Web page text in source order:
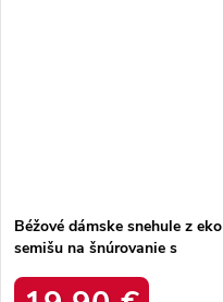
Béžové dámske snehule z eko
semišu na šnúrovanie s
produktu C3016 BEIGE